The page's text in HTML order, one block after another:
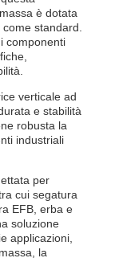
è dotata
standard.
componenti
verticale ad
e stabilità
robusta la
industriali
per
cui segatura
EFB, erba e
soluzione
applicazioni,
la